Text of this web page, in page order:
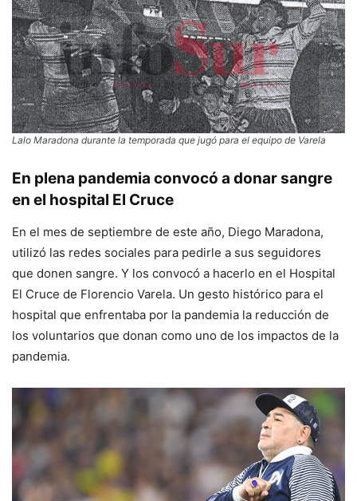
Lalo Maradona durante la temporada que jugó para el equipo de Varela
En plena pandemia convocó a donar sangre
en el hospital El Cruce
En el mes de septiembre de este año, Diego Maradona,
utilizó las redes sociales para pedirle a sus seguidores
que donen sangre. Y los convocó a hacerlo en el Hospital
El Cruce de Florencio Varela. Un gesto histórico para el
hospital que enfrentaba por la pandemia la reducción de
los voluntarios que donan como uno de los impactos de la
pandemia.